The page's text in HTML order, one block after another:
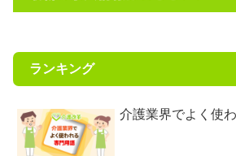
ランキング
介護業界でよく使